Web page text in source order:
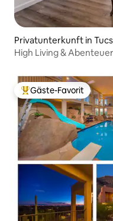
Privatunterkunft in
High Living &
Beliebter Gäste-Favorit.
Gäste-Favorit